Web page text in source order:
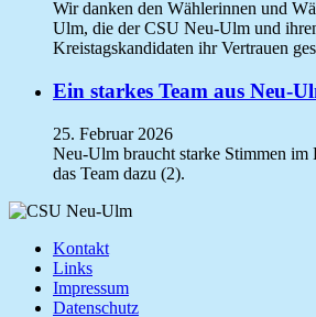
Wir danken den Wählerinnen und
Ulm, die der CSU Neu-Ulm und
Kreistagskandidaten ihr Vertrauen
Ein starkes Team aus Neu-
25. Februar 2026
Neu-Ulm braucht starke Stimmen im
das Team dazu (2).
Kontakt
Links
Impressum
Datenschutz